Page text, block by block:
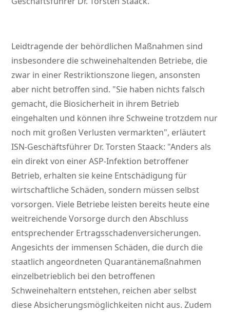
Leidtragende der behördlichen Maßnahmen sind
insbesondere die schweinehaltenden Betriebe, die
zwar in einer Restriktionszone liegen, ansonsten
aber nicht betroffen sind. Sie haben nichts falsch
gemacht, die Biosicherheit in ihrem Betrieb
eingehalten und können ihre Schweine trotzdem nur
noch mit großen Verlusten vermarkten , erläutert
ISN-Geschäftsführer Dr. Torsten Staack: Anders als
ein direkt von einer ASP-Infektion betroffener
Betrieb, erhalten sie keine Entschädigung für
wirtschaftliche Schäden, sondern müssen selbst
vorsorgen. Viele Betriebe leisten bereits heute eine
weitreichende Vorsorge durch den Abschluss
entsprechender Ertragsschadenversicherungen.
Angesichts der immensen Schäden, die durch die
staatlich angeordneten Quarantänemaßnahmen
einzelbetrieblich bei den betroffenen
Schweinehaltern entstehen, reichen aber selbst
diese Absicherungsmöglichkeiten nicht aus. Zudem